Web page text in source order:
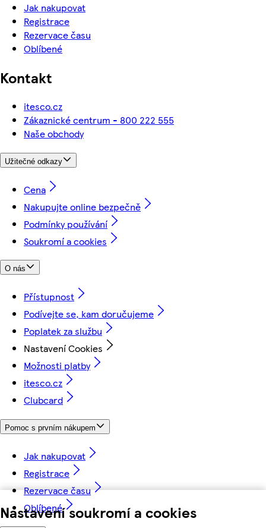
Nastavení soukromí a cookies
Jak nakupovat
Registrace
Rezervace času
Oblíbené
Kontakt
itesco.cz
Zákaznické centrum - 800 222 555
Naše obchody
Užitečné odkazy
Cena
Nakupujte online bezpečně
Podmínky používání
Soukromí a cookies
O nás
Přístupnost
Podívejte se, kam doručujeme
Poplatek za službu
Nastavení Cookies
Možnosti platby
itesco.cz
Clubcard
Pomoc s prvním nákupem
Jak nakupovat
Registrace
Rezervace času
Oblíbené